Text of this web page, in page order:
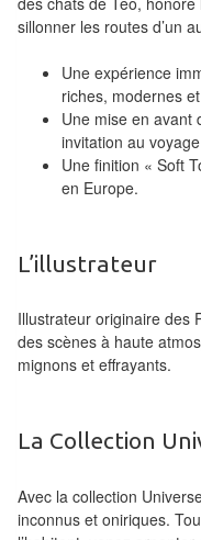
Classiques
les
enfants
Pour
Pour
initiés
Pour
experts
En
solitaire
sillonner les routes d’un
Une expérience
riches, modernes
Une mise en avant
invitation au
Une finition « Soft
en Europe.
L’illustrateur
Illustrateur originaire des
des scènes à haute
mignons et effrayants.
La Collection
Avec la collection
inconnus et oniriques.